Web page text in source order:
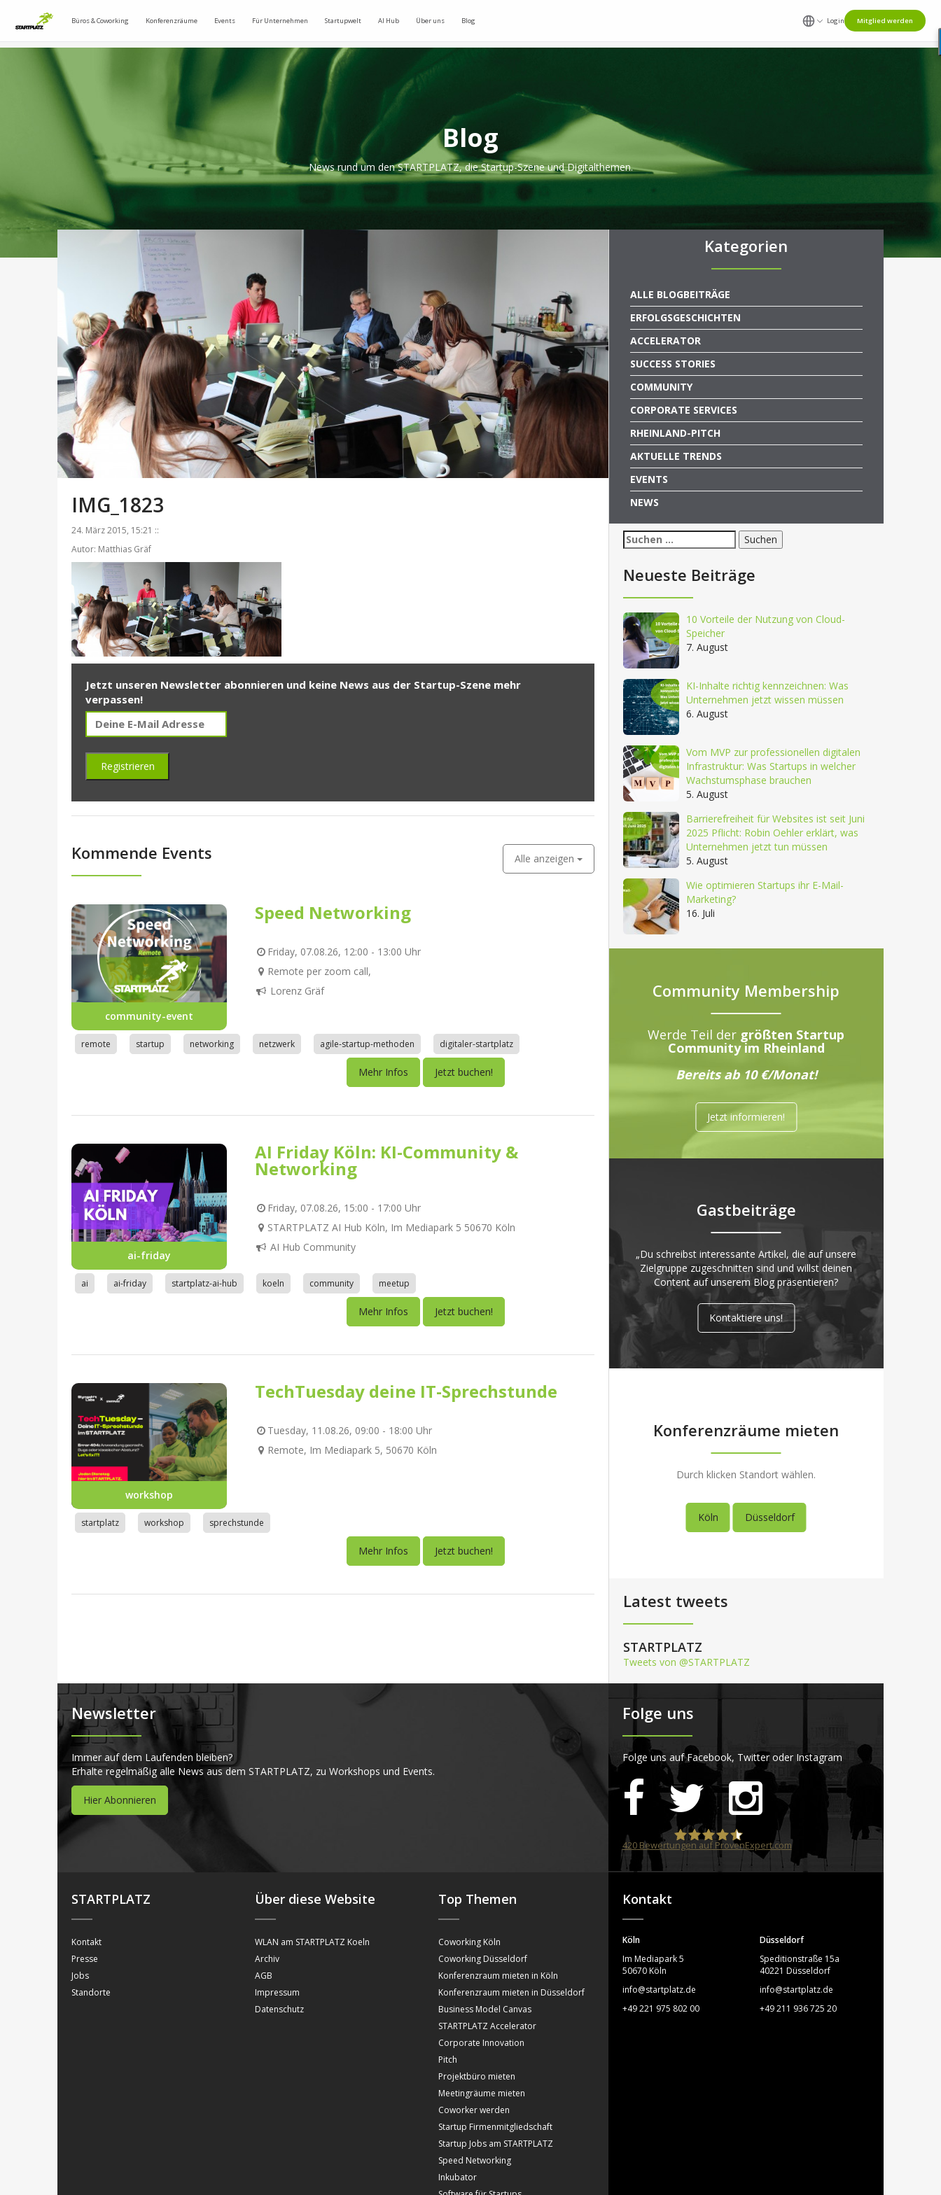
Büros & Coworking Konferenzräume Events Für Unternehmen Startupwelt AI Hub Über uns Blog Login Mitglied werden
Blog
News rund um den STARTPLATZ, die Startup-Szene und Digitalthemen.
IMG_1823
24. März 2015, 15:21 ::
Autor: Matthias Gräf
Jetzt unseren Newsletter abonnieren und keine News aus der Startup-Szene mehr
verpassen!
Kommende Events Alle anzeigen
community-event
Speed Networking
Friday, 07.08.26, 12:00 - 13:00 Uhr
Remote per zoom call,
Lorenz Gräf
remote startup networking netzwerk agile-startup-methoden digitaler-startplatz
Mehr Infos Jetzt buchen!
ai-friday
AI Friday Köln: KI-Community &
Networking
Friday, 07.08.26, 15:00 - 17:00 Uhr
STARTPLATZ AI Hub Köln, Im Mediapark 5 50670 Köln
AI Hub Community
ai ai-friday startplatz-ai-hub koeln community meetup
Mehr Infos Jetzt buchen!
workshop
TechTuesday deine IT-Sprechstunde
Tuesday, 11.08.26, 09:00 - 18:00 Uhr
Remote, Im Mediapark 5, 50670 Köln
startplatz workshop sprechstunde
Mehr Infos Jetzt buchen!
Kategorien
ALLE BLOGBEITRÄGE
ERFOLGSGESCHICHTEN
ACCELERATOR
SUCCESS STORIES
COMMUNITY
CORPORATE SERVICES
RHEINLAND-PITCH
AKTUELLE TRENDS
EVENTS
NEWS
Suchen
nach:
Neueste Beiträge
10 Vorteile der Nutzung von Cloud-
Speicher
7. August
KI-Inhalte richtig kennzeichnen: Was
Unternehmen jetzt wissen müssen
6. August
Vom MVP zur professionellen digitalen
Infrastruktur: Was Startups in welcher
Wachstumsphase brauchen
5. August
Barrierefreiheit für Websites ist seit Juni
2025 Pflicht: Robin Oehler erklärt, was
Unternehmen jetzt tun müssen
5. August
Wie optimieren Startups ihr E-Mail-
Marketing?
16. Juli
Community Membership
Werde Teil der größten Startup
Community im Rheinland
Bereits ab 10 €/Monat!
Jetzt informieren!
Gastbeiträge
„Du schreibst interessante Artikel, die auf unsere
Zielgruppe zugeschnitten sind und willst deinen
Content auf unserem Blog präsentieren?
Kontaktiere uns!
Konferenzräume mieten
Durch klicken Standort wählen.
Köln Düsseldorf
Latest tweets
STARTPLATZ
Tweets von @STARTPLATZ
Newsletter
Immer auf dem Laufenden bleiben?
Erhalte regelmäßig alle News aus dem STARTPLATZ, zu Workshops und Events.
Hier Abonnieren
Folge uns
Folge uns auf Facebook, Twitter oder Instagram
STARTPLATZ
420Bewertungen auf ProvenExpert.com
STARTPLATZ
Kontakt
Presse
Jobs
Standorte
Über diese Website
WLAN am STARTPLATZ Koeln
Archiv
AGB
Impressum
Datenschutz
Top Themen
Coworking Köln
Coworking Düsseldorf
Konferenzraum mieten in Köln
Konferenzraum mieten in Düsseldorf
Business Model Canvas
STARTPLATZ Accelerator
Corporate Innovation
Pitch
Projektbüro mieten
Meetingräume mieten
Coworker werden
Startup Firmenmitgliedschaft
Startup Jobs am STARTPLATZ
Speed Networking
Inkubator
Kontakt
Köln
Im Mediapark 5
50670 Köln
info@startplatz.de
+49 221 975 802 00
Düsseldorf
Speditionstraße 15a
40221 Düsseldorf
info@startplatz.de
+49 211 936 725 20